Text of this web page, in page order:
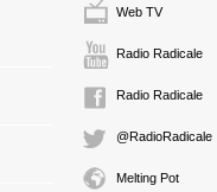
Web TV
Radio Radicale
Radio Radicale
@RadioRadicale
Melting Pot